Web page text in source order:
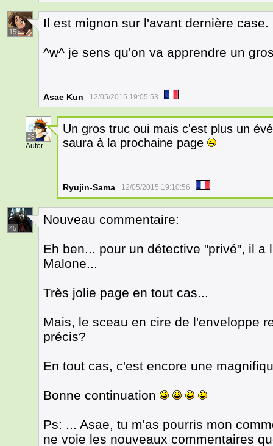
15
Il est mignon sur l'avant dernière case.
^w^ je sens qu'on va apprendre un
Asae Kun 12/05/2015 19:05:53
26
Autor
Un gros truc oui mais c'est plus un
saura à la prochaine page
Ryujin-Sama 12/05/2015 19:10:56
45
Nouveau commentaire:
Eh ben... pour un détective "privé", il a
Malone...
Très jolie page en tout cas...
Mais, le sceau en cire de l'enveloppe
précis?
En tout cas, c'est encore une
Bonne continuation
Ps: ... Asae, tu m'as pourris mon
ne voie les nouveaux commentaires